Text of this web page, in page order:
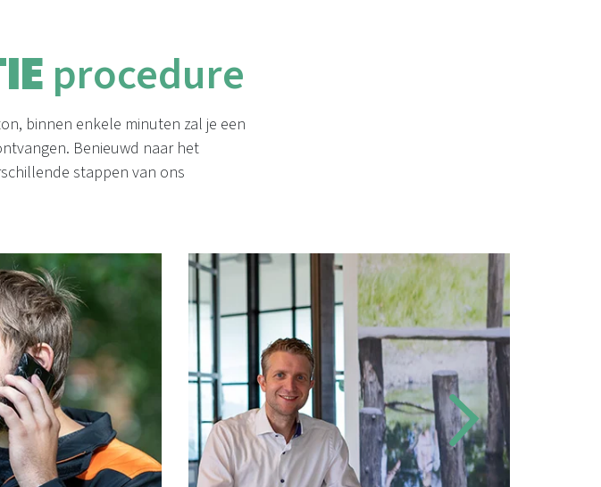
procedure
binnen enkele minuten zal je een
Benieuwd naar het
stappen van ons